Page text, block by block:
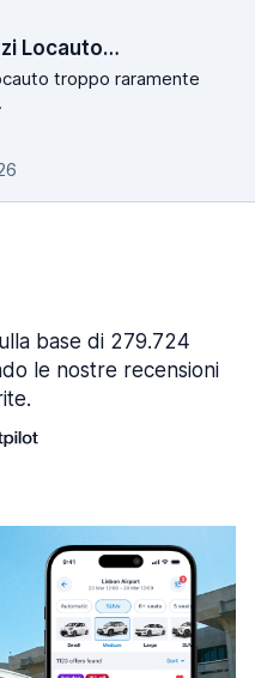
Locauto…
troppo raramente
base di 279.724
le nostre recensioni